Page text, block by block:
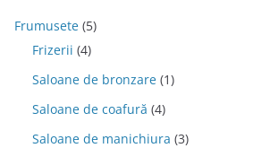
Frumusete (5)
Frizerii (4)
Saloane de bronzare (1)
Saloane de coafură (4)
Saloane de manichiura (3)